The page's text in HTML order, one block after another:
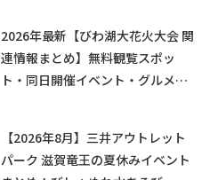
2026年最新【びわ湖大花火大会 関
連情報まとめ】無料観覧スポッ
ト・同日開催イベント・グルメマ
【2026年8月】三井アウトレット
パーク 滋賀竜王の夏休みイベント